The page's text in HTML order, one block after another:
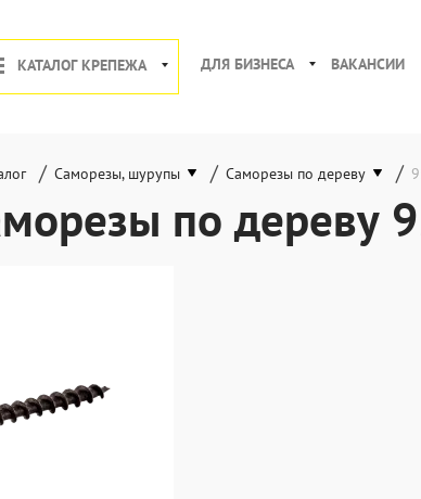
КАТАЛОГ КРЕПЕЖА ДЛЯ БИЗНЕСА ВАКАНСИИ
/ Саморезы, шурупы / Саморезы по дереву /
по дереву